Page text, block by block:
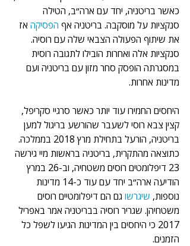
כאשר בריטניה, יחד עם ארה״ב, הטילה
סנקציות על מוסקבה. בריטניה אף הפסיקה אז
את שיתוף הפעולה הצבאי שלה עם רוסיה.
סנקציות אלה ואחרות הובילו לתגובה רוסית
במסגרתה הופסק סחר מזון עם בריטניה ועם
מדינות אחרות.
היחסים החמירו עוד יותר כאשר סרגיי סקריפל,
קצין צבא רוסי לשעבר שהורשע בריגול למען
בריטניה, הורעל בתחילת מרץ 2018 בממלכה.
כתוצאה מהתקרית, בריטניה בראשות מיי גירשה
23 דיפלומטים רוסים משטחיה, וב-26 במרץ
הודיעה ארה״ב יחד עם עוד כ-14 מדינות
נוספות, שיגרשו גם הם דיפלומטיים רוסים
משטחיהן. שגריר רוסיה בבריטניה אמר באפריל
2017 כי היחסים בין המדינות הגיעו לשפל כל
הזמנים.